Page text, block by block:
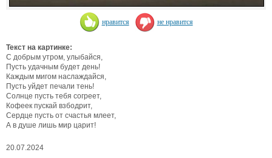
нравится не нравится
Текст на картинке:
С добрым утром, улыбайся,
Пусть удачным будет день!
Каждым мигом наслаждайся,
Пусть уйдет печали тень!
Солнце пусть тебя согреет,
Кофеек пускай взбодрит,
Сердце пусть от счастья млеет,
А в душе лишь мир царит!
20.07.2024